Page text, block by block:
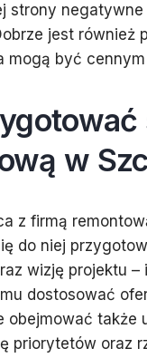
strony
jest również
mogą być cennym
w
z firmą
do niej
wizję projektu
dostosować
obejmować
priorytetów oraz